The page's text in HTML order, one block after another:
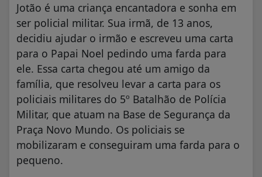
Jotão é uma criança encantadora e sonha em
ser policial militar. Sua irmã, de 13 anos,
decidiu ajudar o irmão e escreveu uma carta
para o Papai Noel pedindo uma farda para
ele. Essa carta chegou até um amigo da
família, que resolveu levar a carta para os
policiais militares do 5º Batalhão de Polícia
Militar, que atuam na Base de Segurança da
Praça Novo Mundo. Os policiais se
mobilizaram e conseguiram uma farda para o
pequeno.